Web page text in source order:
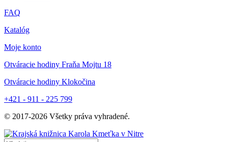
FAQ
Katalóg
Moje konto
Otváracie hodiny Fraňa Mojtu 18
Otváracie hodiny Klokočina
+421 - 911 - 225 799
© 2017-2026 Všetky práva vyhradené.